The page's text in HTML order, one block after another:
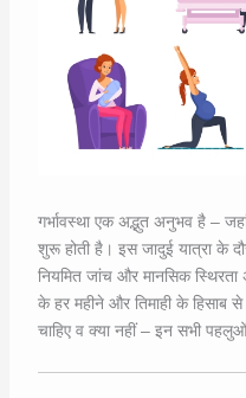
गर्भावस्था एक अद्भुत अनुभव है –
शुरू होती है। इस जादुई यात्रा के
नियमित जांच और मानसिक
के हर महीने और तिमाही के हिसाब
चाहिए व क्या नहीं – इन सभी